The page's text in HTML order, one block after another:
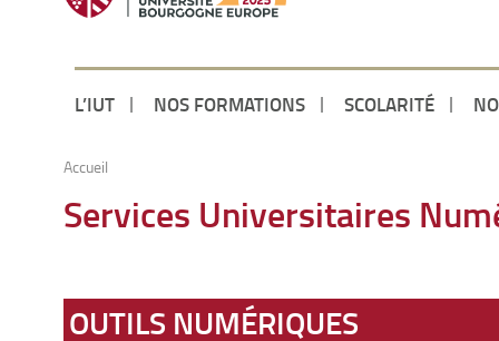
L’IUT NOS FORMATIONS SCOLARITÉ
Accueil
Services Universitaires
OUTILS NUMÉRIQUES